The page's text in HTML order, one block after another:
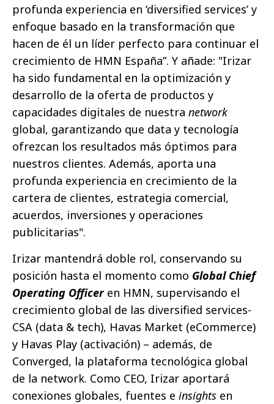
profunda experiencia en ‘diversified services’ y
enfoque basado en la transformación que
hacen de él un líder perfecto para continuar el
crecimiento de HMN España”. Y añade: "Irizar
ha sido fundamental en la optimización y
desarrollo de la oferta de productos y
capacidades digitales de nuestra network
global, garantizando que data y tecnología
ofrezcan los resultados más óptimos para
nuestros clientes. Además, aporta una
profunda experiencia en crecimiento de la
cartera de clientes, estrategia comercial,
acuerdos, inversiones y operaciones
publicitarias".
Irizar mantendrá doble rol, conservando su
posición hasta el momento como Global Chief
Operating Officer en HMN, supervisando el
crecimiento global de las diversified services-
CSA (data & tech), Havas Market (eCommerce)
y Havas Play (activación) – además, de
Converged, la plataforma tecnológica global
de la network. Como CEO, Irizar aportará
conexiones globales, fuentes e insights en